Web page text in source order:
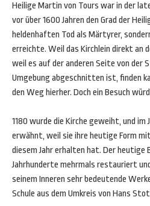
Heilige Martin von Tours war in der
vor über 1600 Jahren den Grad der
heldenhaften Tod als Märtyrer,
erreichte. Weil das Kirchlein direkt an
weil es auf der anderen Seite von der
Umgebung abgeschnitten ist, finden
den Weg hierher. Doch ein Besuch
1180 wurde die Kirche geweiht, und im
erwähnt, weil sie ihre heutige Form
diesem Jahr erhalten hat. Der heutige
Jahrhunderte mehrmals restauriert
seinem Inneren sehr bedeutende
Schule aus dem Umkreis von Hans